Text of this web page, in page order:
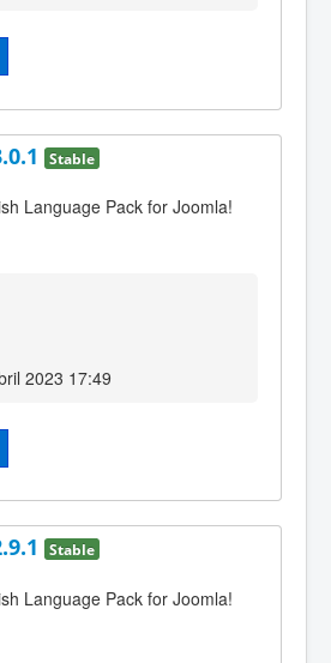
Stable
Language Pack for Joomla!
2023 17:49
Stable
Language Pack for Joomla!